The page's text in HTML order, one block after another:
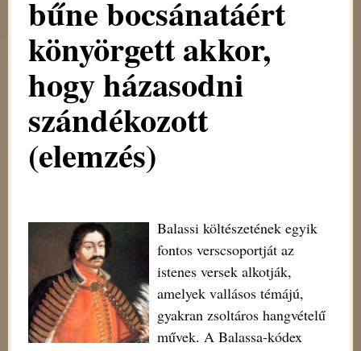
bűne bocsánatáért
könyörgett akkor,
hogy házasodni
szándékozott
(elemzés)
Balassi költészetének egyik
fontos verscsoportját az
istenes versek alkotják,
amelyek vallásos témájú,
gyakran zsoltáros hangvételű
művek. A Balassa-kódex